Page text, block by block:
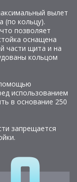
вылет
(по кольцу).
позволяет
оснащена
части щита и на
кольцом
использованием
в основание 250
запрещается